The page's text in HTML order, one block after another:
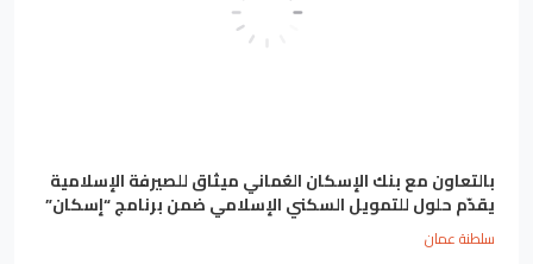
بالتعاون مع بنك الإسكان العُماني ميثاق للصيرفة الإسلامية
يقدّم حلول للتمويل السكني الإسلامي ضمن برنامج “إسكان”
سلطنة عمان